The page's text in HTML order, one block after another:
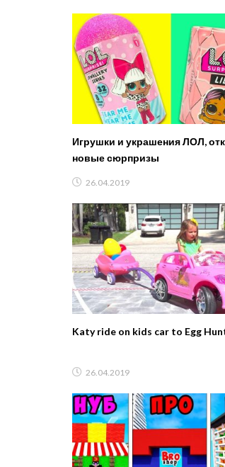
Игрушки и украшения ЛОЛ,
новые сюрпризы
26.04.2019
Katy ride on kids car to Egg
26.04.2019